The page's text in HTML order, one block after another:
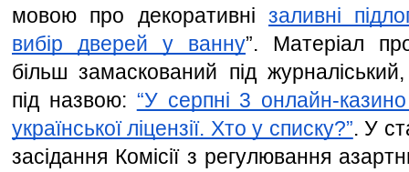
мовою про декоративні заливні
вибір дверей у ванну”. Матеріал
більш замаскований під
під назвою: “У серпні 3 онлайн-
української ліцензії. Хто у списку?”. У
засідання Комісії з регулювання